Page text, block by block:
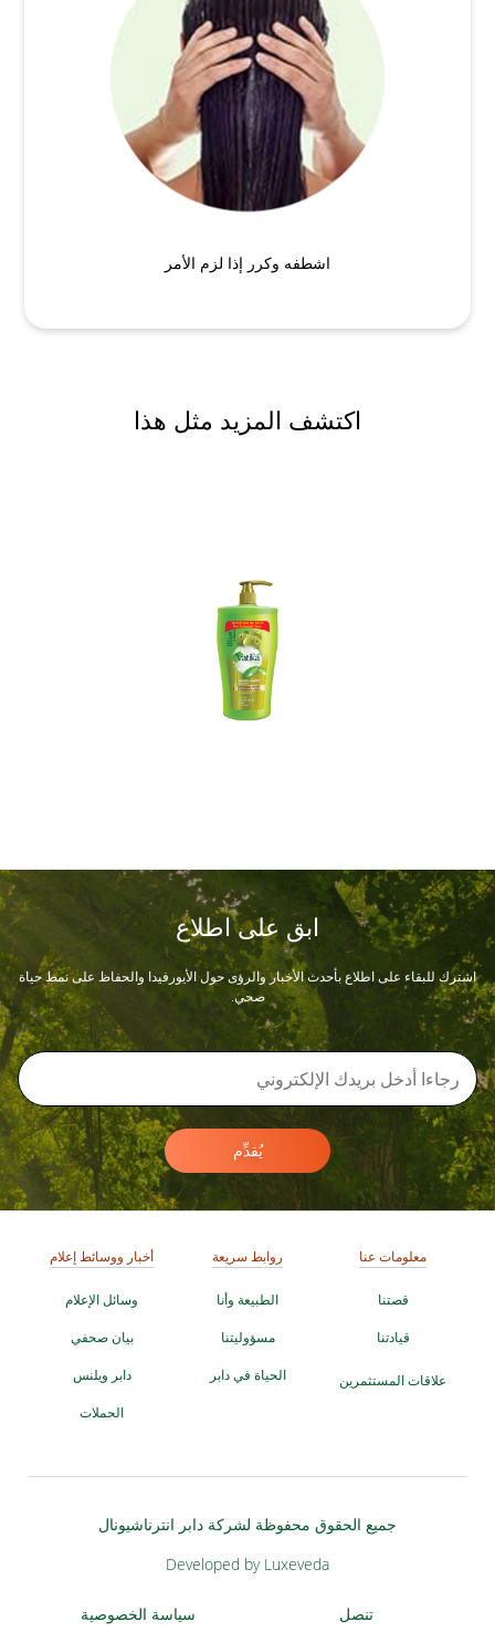
اشطفه وكرر إذا لزم الأمر
اكتشف المزيد مثل هذا
ابق على اطلاع
اشترك للبقاء على اطلاع بأحدث الأخبار والرؤى حول الأيورفيدا والحفاظ على نمط حياة
صحي.
يُقدِّم
معلومات عنا
قصتنا
قيادتنا
علاقات المستثمرين
روابط سريعة
الطبيعة وأنا
مسؤوليتنا
الحياة في دابر
أخبار ووسائط إعلام
وسائل الإعلام
بيان صحفي
دابر ويلنس
الحملات
جميع الحقوق محفوظة لشركة دابر انترناشيونال
Developed by Luxeveda
تنصل سياسة الخصوصية